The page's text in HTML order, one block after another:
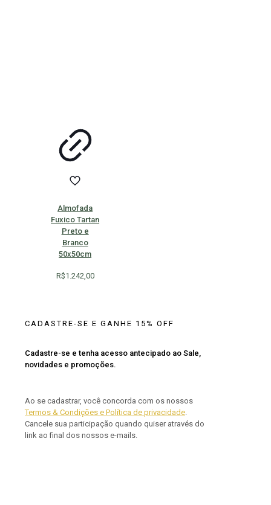
Almofada
Fuxico Tartan
Preto e
Branco
50x50cm
R$1.242,00
CADASTRE-SE E GANHE 15% OFF
Cadastre-se e tenha acesso antecipado ao Sale,
novidades e promoções.
Ao se cadastrar, você concorda com os nossos
Termos & Condições e Política de privacidade
Cancele sua participação quando quiser através do
link ao final dos nossos e-mails.